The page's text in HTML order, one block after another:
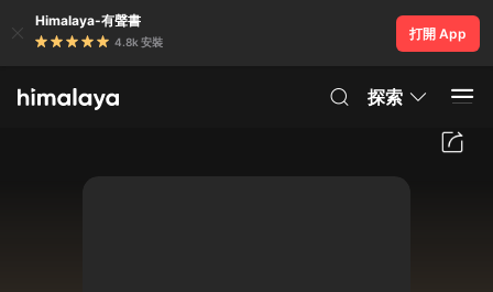
Himalaya-有聲書
4.8k 安裝
打開 App
探索